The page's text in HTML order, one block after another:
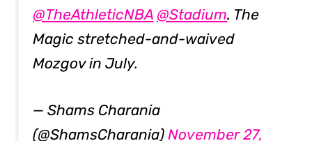
@TheAthleticNBA @Stadium. The
Magic stretched-and-waived
Mozgov in July.
— Shams Charania
(@ShamsCharania)November 27,